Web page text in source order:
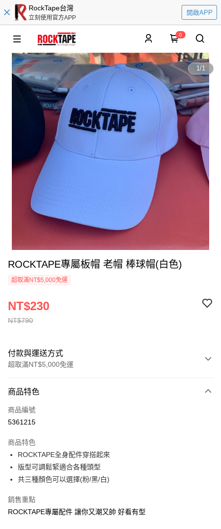
RockTape台灣
立刻使用官方APP
開啟APP
0
1/1
ROCKTAPE專屬板帽 老帽 棒球帽(白色)
超取滿NT$5,000免運
NT$790
NT$230
付款與運送方式
超取滿NT$5,000免運
信用卡一次付款
超商取貨付款
Apple Pay
街口支付
商品特色
商品編號
5361215
商品特色
ROCKTAPE全身配件穿搭起來
版型可調鬆緊適合各種頭型
共三種顏色可以選擇(粉/黑/白)
銷售重點
ROCKTAPE專屬配件 讓你又潮又帥 好看有型